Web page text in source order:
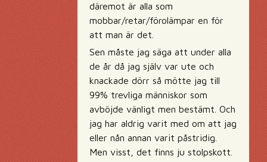
däremot är alla som
mobbar/retar/förolämpar en för
att man är det.
Sen måste jag säga att under alla
de år då jag själv var ute och
knackade dörr så mötte jag till
99% trevliga människor som
avböjde vänligt men bestämt. Och
jag har aldrig varit med om att jag
eller nån annan varit påstridig.
Men visst, det finns ju stolpskott.